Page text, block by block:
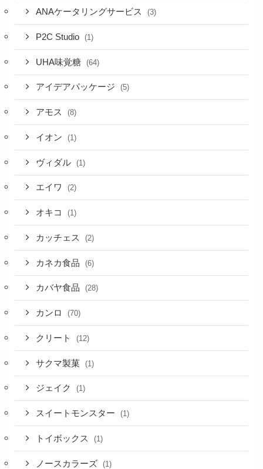
ANAケータリングサービス (3)
P2C Studio (1)
UHA味覚糖 (64)
アイデアパッケージ (5)
アモス (8)
イオン (1)
ヴィダル (1)
エイワ (2)
オキコ (1)
カッチェス (2)
カネカ食品 (6)
カバヤ食品 (28)
カンロ (70)
クリート (12)
サクマ製菓 (1)
ジェイク (1)
スイートモンスター (1)
トイボックス (1)
ノースカラーズ (1)